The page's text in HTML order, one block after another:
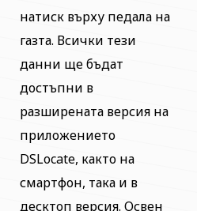
натиск върху педала на
газта. Всички тези
данни ще бъдат
достъпни в
разширената версия на
приложението
DSLocate, както на
смартфон, така и в
десктоп версия. Освен